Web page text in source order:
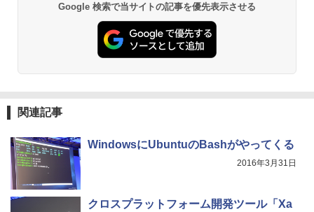
￥34,990
￥832
クスDIGITAL)
HUNTER×HUNTER モノクロ版 39 (ジャンプ
Google 検索で当サイトの記事を優先表示させる
関連記事
WindowsにUbuntuのBashがやってくる
2016年3月31日
クロスプラットフォーム開発ツール「Xa